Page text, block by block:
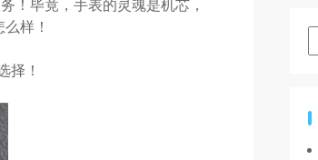
！毕竟，手表的灵魂是机芯，
样！
择！